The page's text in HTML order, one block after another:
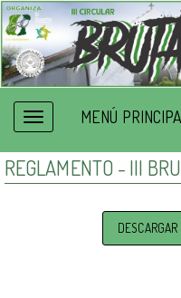
MENÚ
REGLAMENTO - III